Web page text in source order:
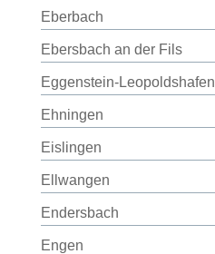
Eberbach
Ebersbach an der Fils
Eggenstein-Leopoldshafen
Ehningen
Eislingen
Ellwangen
Endersbach
Engen